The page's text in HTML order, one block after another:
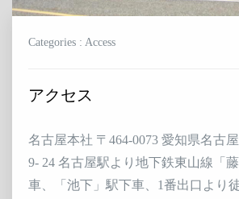
Categories : Access
アクセス
名古屋本社 〒464-0073 愛知県名古
9- 24 名古屋駅より地下鉄東山線「
車、「池下」駅下車、1番出口より